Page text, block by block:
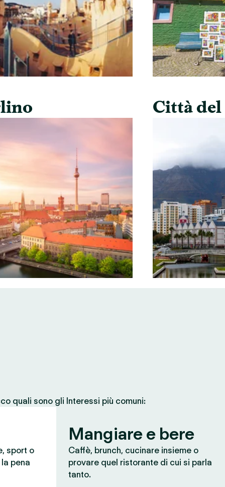
Città del
quali sono gli Interessi più comuni:
sport o
pena
Mangiare e bere
Caffè, brunch, cucinare insieme o
provare quel ristorante di cui si parla
tanto.